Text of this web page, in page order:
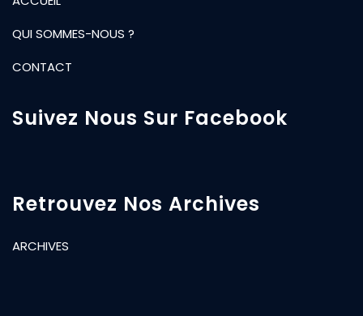
QUI SOMMES-NOUS ?
CONTACT
Suivez Nous Sur Facebook
Retrouvez Nos Archives
ARCHIVES